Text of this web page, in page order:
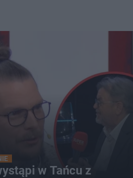
w Tańcu z